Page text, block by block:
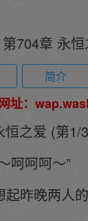
第704章 永
简介
址：
恒之爱 (第1/
呵呵呵～”
起昨晚两人